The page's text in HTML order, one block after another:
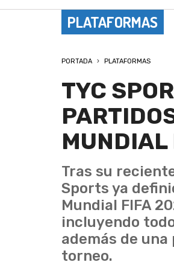
PLATAFORMAS
PORTADA PLATAFORMAS
TYC
Tras su
Sports ya
Mundial FIFA
incluyendo
además de
torneo.